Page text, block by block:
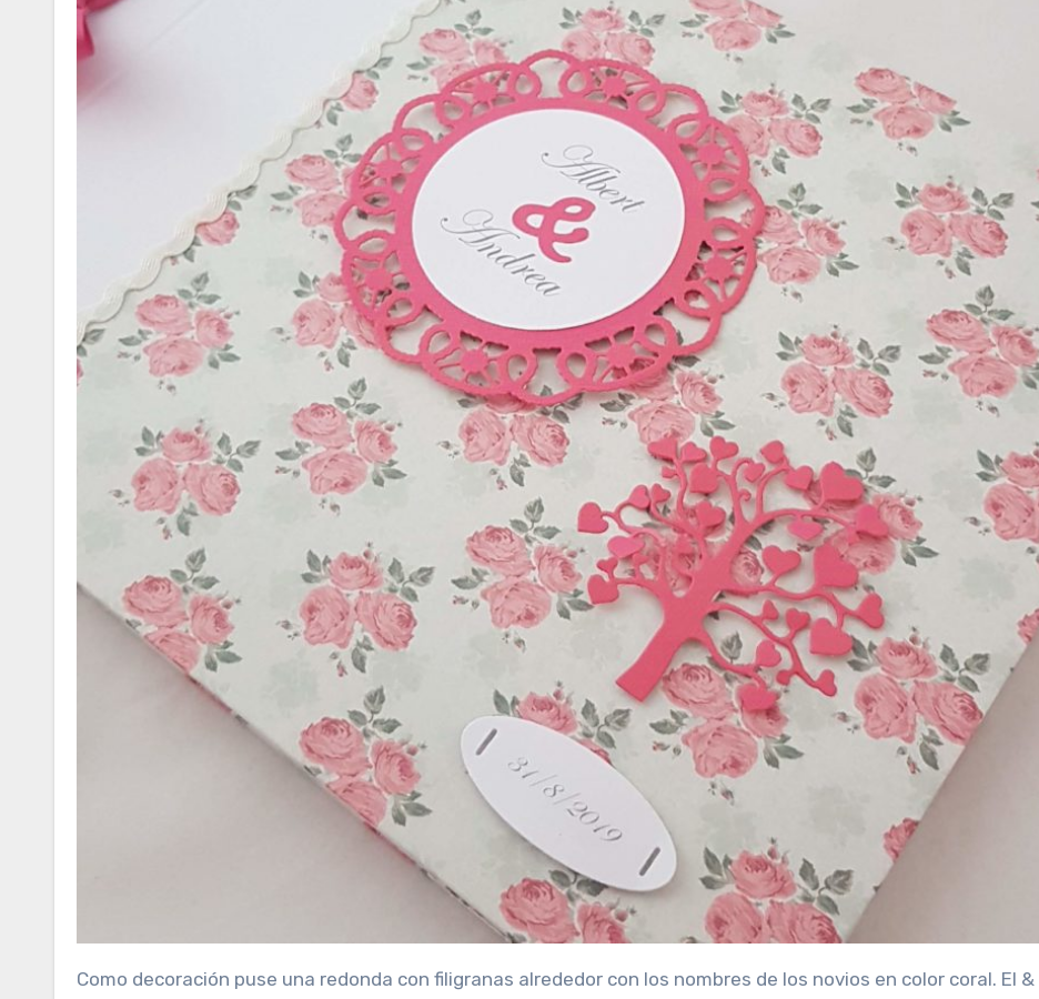
Como decoración puse una redonda con filigranas alrededor con los nombres de los novios en color coral. El &